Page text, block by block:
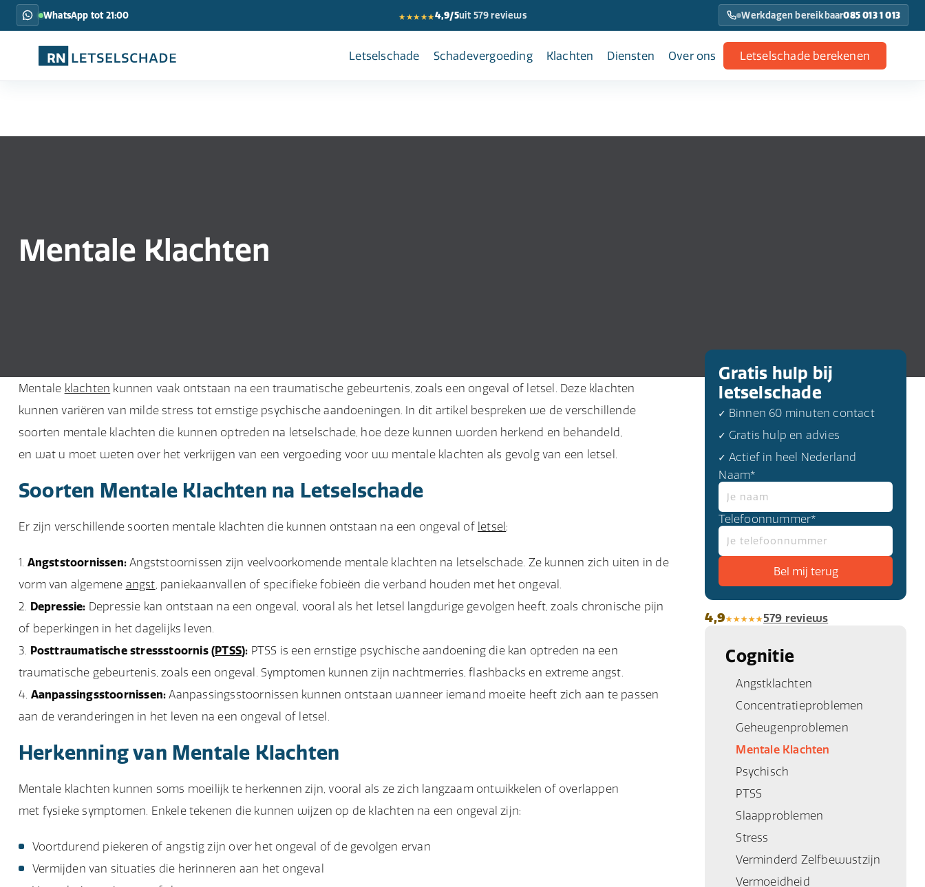
WhatsApp tot 21:00 ★★★★★4,9/5uit 579 reviews Werkdagen bereikbaar085 013 1 013
Letselschade Schadevergoeding Klachten Diensten Over ons Letselschade berekenen
Mentale Klachten
Mentale klachten kunnen vaak ontstaan na een traumatische gebeurtenis, zoals een ongeval of letsel. Deze klachten
kunnen variëren van milde stress tot ernstige psychische aandoeningen. In dit artikel bespreken we de verschillende
soorten mentale klachten die kunnen optreden na letselschade, hoe deze kunnen worden herkend en behandeld,
en wat u moet weten over het verkrijgen van een vergoeding voor uw mentale klachten als gevolg van een letsel.
Soorten Mentale Klachten na Letselschade
Er zijn verschillende soorten mentale klachten die kunnen ontstaan na een ongeval of letsel :
Angststoornissen: Angststoornissen zijn veelvoorkomende mentale klachten na letselschade. Ze kunnen zich uiten in de
vorm van algemene angst, paniekaanvallen of specifieke fobieën die verband houden met het ongeval.
Depressie: Depressie kan ontstaan na een ongeval, vooral als het letsel langdurige gevolgen heeft, zoals chronische pijn
of beperkingen in het dagelijks leven.
Posttraumatische stressstoornis (PTSS): PTSS is een ernstige psychische aandoening die kan optreden na een
traumatische gebeurtenis, zoals een ongeval. Symptomen kunnen zijn nachtmerries, flashbacks en extreme angst.
Aanpassingsstoornissen: Aanpassingsstoornissen kunnen ontstaan wanneer iemand moeite heeft zich aan te passen
aan de veranderingen in het leven na een ongeval of letsel.
Herkenning van Mentale Klachten
Mentale klachten kunnen soms moeilijk te herkennen zijn, vooral als ze zich langzaam ontwikkelen of overlappen
met fysieke symptomen. Enkele tekenen die kunnen wijzen op de klachten na een ongeval zijn:
Voortdurend piekeren of angstig zijn over het ongeval of de gevolgen ervan
Vermijden van situaties die herinneren aan het ongeval
Gratis hulp bij
letselschade
✓ Binnen 60 minuten contact
✓ Gratis hulp en advies
✓ Actief in heel Nederland
Naam*
Telefoonnummer*
4,9 579 reviews
Cognitie
Angstklachten
Concentratieproblemen
Geheugenproblemen
Mentale Klachten
Psychisch
PTSS
Slaapproblemen
Stress
Verminderd Zelfbewustzijn
Vermoeidheid